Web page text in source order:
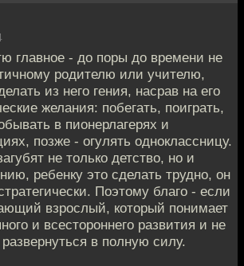
главное - до поры до времени не
родителю или учителю,
из него гения, насрав на его
желания: побегать, поиграть,
в пионерлагерях и
позже - огулять одноклассницу.
не только детство, но и
ребенку это сделать трудно, он
Поэтому благо - если
взрослый, который понимает
и всестороннего развития и не
в полную силу.